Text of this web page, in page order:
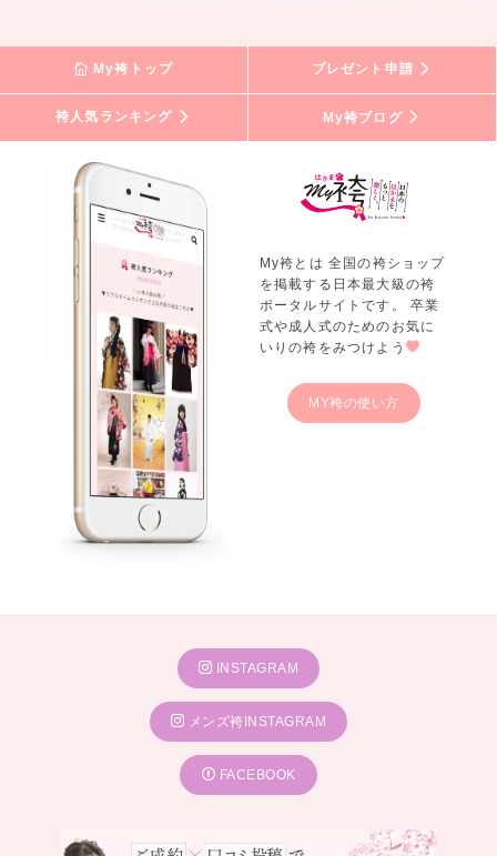
My袴トップ プレゼント申請
袴人気ランキング My袴ブログ
My袴とは 全国の袴ショップ
を掲載する日本最大級の袴
ポータルサイトです。 卒業
式や成人式のためのお気に
いりの袴をみつけよう
MY袴の使い方
INSTAGRAM
メンズ袴INSTAGRAM
FACEBOOK